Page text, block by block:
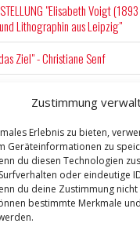
Zustimmung
Erlebnis zu bieten,
Geräteinformationen zu
du diesen Technologien
oder eindeutige
du deine Zustimmung
bestimmte Merkmale
"Elisabeth Voigt
Lithographin aus Leipzig"
Ziel" - Christiane Senf
zur ZENTRALSTATION